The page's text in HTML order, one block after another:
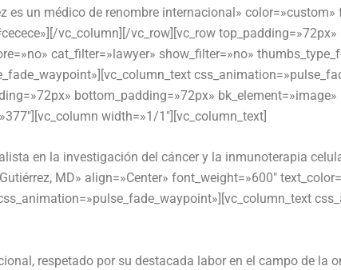
es un médico de renombre internacional»
vc_column][/vc_row][vc_row
cat_filter=»lawyer» show_filter=»no»
bottom_padding=»72px» bk_element=»image»
width=»1/1″][vc_column_text]
en la investigación del cáncer y la inmunoterapia
MD» align=»Center» font_weight=»600″
respetado por su destacada labor en el campo de la